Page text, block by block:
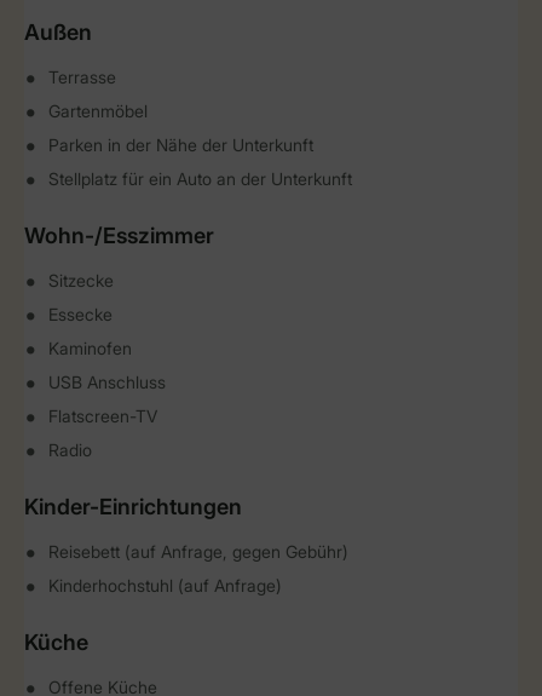
Außen
Terrasse
Gartenmöbel
Parken in der Nähe der Unterkunft
Stellplatz für ein Auto an der Unterkunft
Wohn-/Esszimmer
Sitzecke
Essecke
Kaminofen
USB Anschluss
Flatscreen-TV
Radio
Kinder-Einrichtungen
Reisebett (auf Anfrage, gegen Gebühr)
Kinderhochstuhl (auf Anfrage)
Küche
Offene Küche